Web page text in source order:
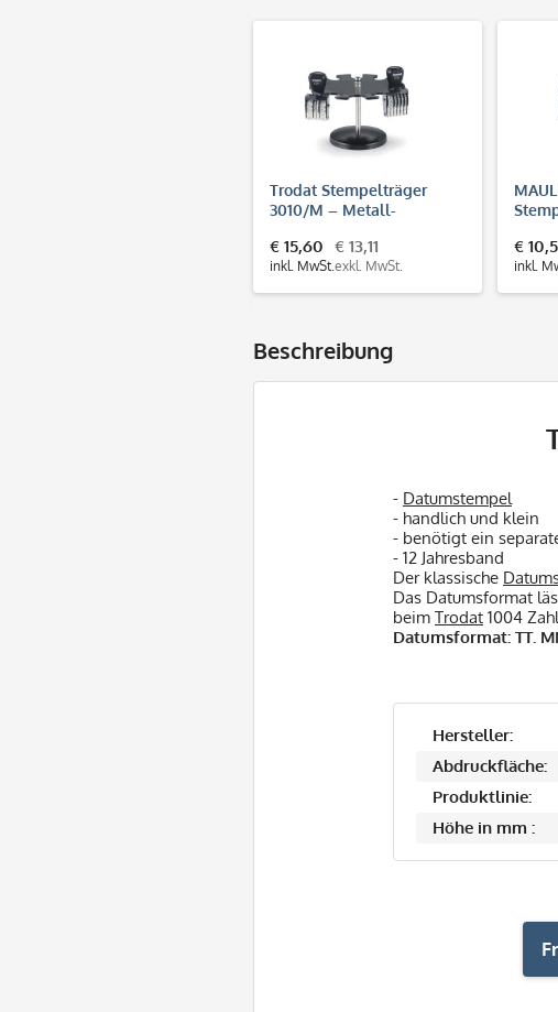
Trodat Stempelträger
3010/M – Metall-
Handstempel, Ø 14 cm
€ 15,60
inkl. MwSt.
€ 13,11
exkl. MwSt.
€
inkl.
Beschreibung
- Datumstempel
- handlich und klein
- benötigt ein
- 12 Jahresband
Der klassische
Das Datumsformat
beim Trodat 1004
Datumsformat: TT.
Hersteller:
Abdruckfläche:
Produktlinie:
Höhe in mm :